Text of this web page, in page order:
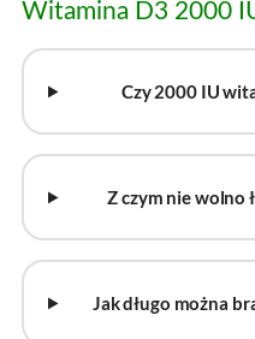
Witamina D3 2000
Czy 2000 IU
Z czym nie wolno
Jak długo można